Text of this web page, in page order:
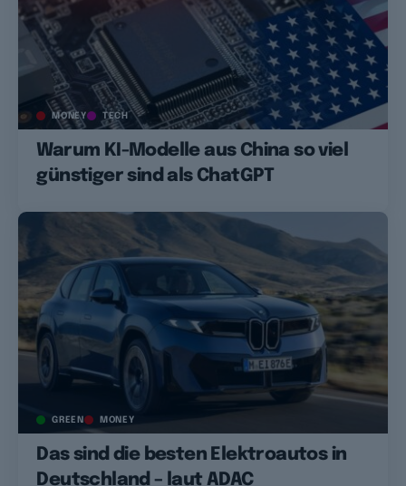
MONEY TECH
Warum KI-Modelle aus China so viel
günstiger sind als ChatGPT
GREEN MONEY
Das sind die besten Elektroautos in
Deutschland – laut ADAC